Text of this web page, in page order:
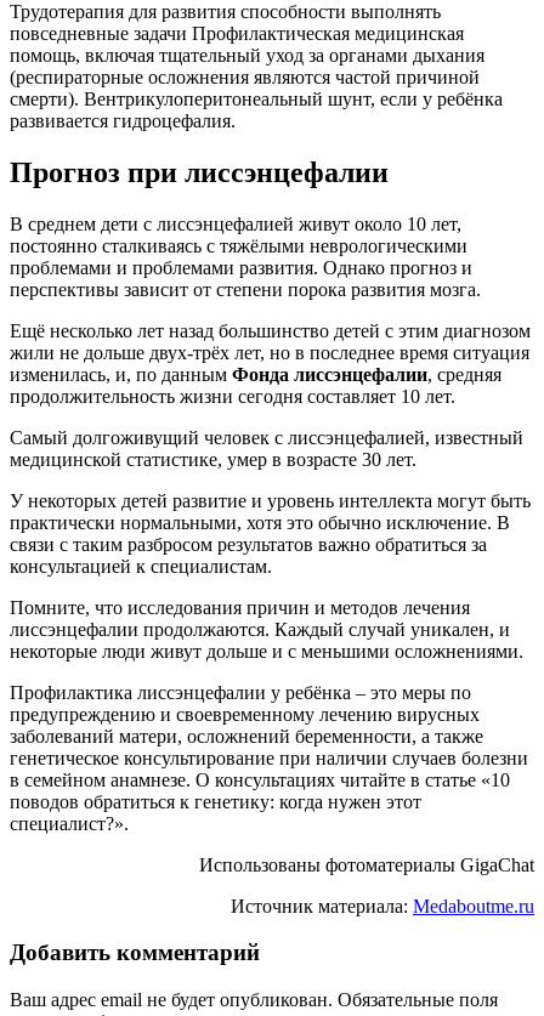
Трудотерапия для развития способности выполнять
повседневные задачи Профилактическая медицинская
помощь, включая тщательный уход за органами дыхания
(респираторные осложнения являются частой причиной
смерти). Вентрикулоперитонеальный шунт, если у ребёнка
развивается гидроцефалия.
Прогноз при лиссэнцефалии
В среднем дети с лиссэнцефалией живут около 10 лет,
постоянно сталкиваясь с тяжёлыми неврологическими
проблемами и проблемами развития. Однако прогноз и
перспективы зависит от степени порока развития мозга.
Ещё несколько лет назад большинство детей с этим диагнозом
жили не дольше двух-трёх лет, но в последнее время ситуация
изменилась, и, по данным Фонда лиссэнцефалии, средняя
продолжительность жизни сегодня составляет 10 лет.
Самый долгоживущий человек с лиссэнцефалией, известный
медицинской статистике, умер в возрасте 30 лет.
У некоторых детей развитие и уровень интеллекта могут быть
практически нормальными, хотя это обычно исключение. В
связи с таким разбросом результатов важно обратиться за
консультацией к специалистам.
Помните, что исследования причин и методов лечения
лиссэнцефалии продолжаются. Каждый случай уникален, и
некоторые люди живут дольше и с меньшими осложнениями.
Профилактика лиссэнцефалии у ребёнка – это меры по
предупреждению и своевременному лечению вирусных
заболеваний матери, осложнений беременности, а также
генетическое консультирование при наличии случаев болезни
в семейном анамнезе. О консультациях читайте в статье «10
поводов обратиться к генетику: когда нужен этот
специалист?».
Использованы фотоматериалы GigaChat
Источник материала: Medaboutme.ru
Добавить комментарий
Ваш адрес email не будет опубликован. Обязательные поля